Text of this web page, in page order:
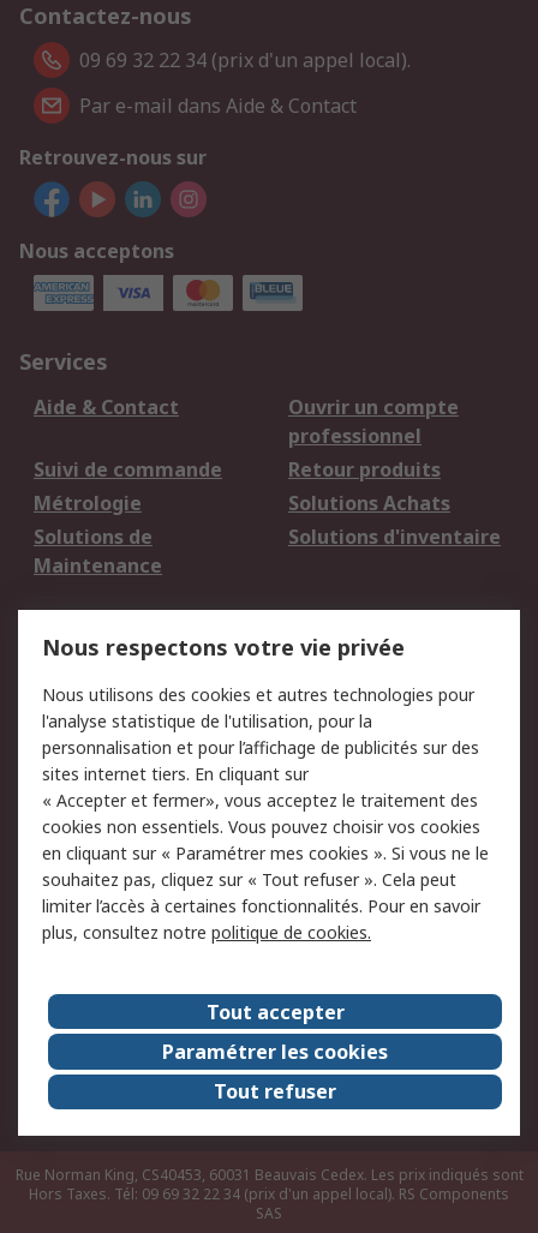
Contactez-nous
09 69 32 22 34 (prix d'un appel local).
Par e-mail dans Aide & Contact
Retrouvez-nous sur
Nous acceptons
Services
Aide & Contact
Ouvrir un compte
professionnel
Suivi de commande
Retour produits
Métrologie
Solutions Achats
Solutions de
Maintenance
Solutions d'inventaire
du site
Politique de protection
des données - Mise à
jour
Sécurité des E-mails
Conditions générales
de vente
Politique anti-
corruption
Campagnes marketing
A propos de RS
A propos de RS France
Evénements
Le groupe RS Group Plc
Presse
RS dans le monde
Démarche RSE
Nous rejoindre
RS Particuliers
Rue Norman King, CS40453, 60031 Beauvais Cedex. Les prix indiqués sont
Hors Taxes. Tél: 09 69 32 22 34 (prix d'un appel local). RS Components
SAS
Nous respectons votre vie privée
Nous utilisons des cookies et autres technologies pour
l'analyse statistique de l'utilisation, pour la
personnalisation et pour l’affichage de publicités sur des
sites internet tiers. En cliquant sur
« Accepter et fermer», vous acceptez le traitement des
cookies non essentiels. Vous pouvez choisir vos cookies
en cliquant sur « Paramétrer mes cookies ». Si vous ne le
souhaitez pas, cliquez sur « Tout refuser ». Cela peut
limiter l’accès à certaines fonctionnalités. Pour en savoir
plus, consultez notre politique de cookies.
Tout accepter
Paramétrer les cookies
Tout refuser